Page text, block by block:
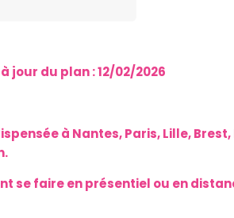
jour du plan :12/02/2026
à Nantes, Paris, Lille,
se faire en présentiel ou en